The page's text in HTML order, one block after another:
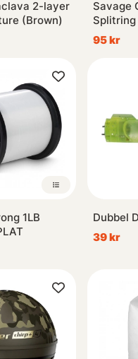
2-layer
(Brown)
Savage
Splitring
95 kr
1LB
Dubbel
39 kr